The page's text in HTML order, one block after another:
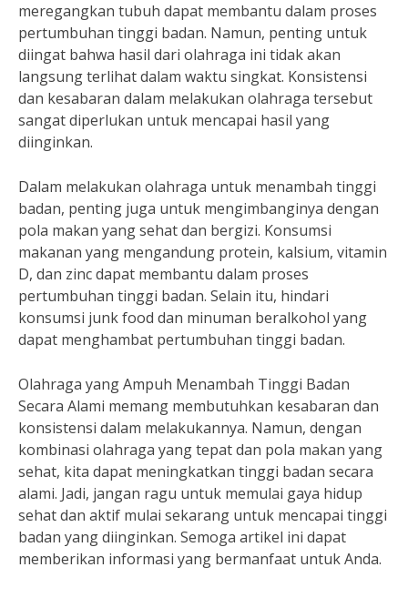
meregangkan tubuh dapat membantu dalam proses
pertumbuhan tinggi badan. Namun, penting untuk
diingat bahwa hasil dari olahraga ini tidak akan
langsung terlihat dalam waktu singkat. Konsistensi
dan kesabaran dalam melakukan olahraga tersebut
sangat diperlukan untuk mencapai hasil yang
diinginkan.
Dalam melakukan olahraga untuk menambah tinggi
badan, penting juga untuk mengimbanginya dengan
pola makan yang sehat dan bergizi. Konsumsi
makanan yang mengandung protein, kalsium, vitamin
D, dan zinc dapat membantu dalam proses
pertumbuhan tinggi badan. Selain itu, hindari
konsumsi junk food dan minuman beralkohol yang
dapat menghambat pertumbuhan tinggi badan.
Olahraga yang Ampuh Menambah Tinggi Badan
Secara Alami memang membutuhkan kesabaran dan
konsistensi dalam melakukannya. Namun, dengan
kombinasi olahraga yang tepat dan pola makan yang
sehat, kita dapat meningkatkan tinggi badan secara
alami. Jadi, jangan ragu untuk memulai gaya hidup
sehat dan aktif mulai sekarang untuk mencapai tinggi
badan yang diinginkan. Semoga artikel ini dapat
memberikan informasi yang bermanfaat untuk Anda.